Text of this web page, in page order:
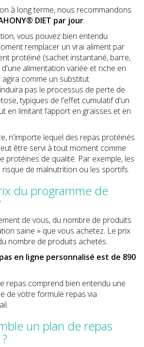
à long terme, nous recommandons
® DIET par jour.
vous pouvez bien entendu
remplacer un vrai aliment par
protéiné (sachet instantané, barre,
alimentation variée et riche en
comme un substitut
pas le processus de perte de
typiques de l'effet cumulatif d'un
en limitant l’apport en graisses et en
n'importe lequel des repas protéinés
être servi à tout moment comme
protéines de qualité. Par exemple, les
de malnutrition ou les sportifs.
du programme de
de vous, du nombre de produits
saine » que vous achetez. Le prix
nombre de produits achetés.
en ligne personnalisé est de 890
repas comprend bien entendu une
de votre formule repas via
un plan de repas